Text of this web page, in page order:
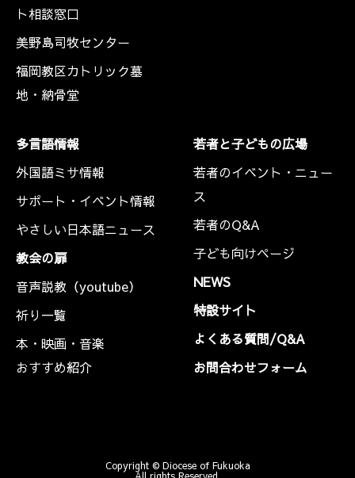
ト相談窓口
美野島司牧センター
福岡教区カトリック墓
地・納骨堂
多言語情報
外国語ミサ情報
サポート・イベント情報
やさしい日本語ニュース
教会の扉
音声説教（youtube）
祈り一覧
本・映画・音楽
おすすめ紹介
若者と子どもの広場
若者のイベント・ニュー
ス
若者のQ&A
子ども向けページ
NEWS
特設サイト
よくある質問/Q&A
お問合わせフォーム
Copyright © Diocese of Fukuoka